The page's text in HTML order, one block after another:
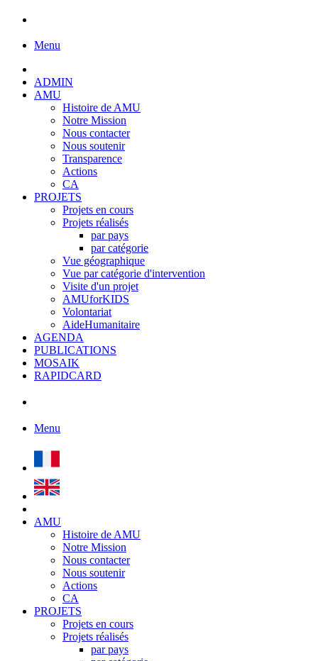
Menu
ADMIN
AMU
Histoire de AMU
Notre Mission
Nous contacter
Nous soutenir
Transparence
Actions
CA
PROJETS
Projets en cours
Projets réalisés
par pays
par catégorie
Vue géographique
Vue par catégorie d'intervention
Visite d'un projet
AMUforKIDS
Volontariat
AideHumanitaire
AGENDA
PUBLICATIONS
MOSAIK
RAPIDCARD
Menu
AMU
Histoire de AMU
Notre Mission
Nous contacter
Nous soutenir
Actions
CA
PROJETS
Projets en cours
Projets réalisés
par pays